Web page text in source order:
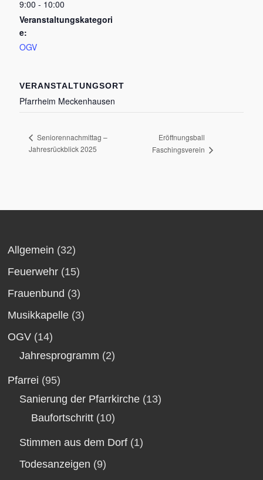
9:00 - 10:00
Veranstaltungskategori
e:
OGV
VERANSTALTUNGSORT
Pfarrheim Meckenhausen
Seniorennachmittag –
Jahresrückblick 2025
Eröffnungsball
Faschingsverein
Allgemein (32)
Feuerwehr (15)
Frauenbund (3)
Musikkapelle (3)
OGV (14)
Jahresprogramm (2)
Pfarrei (95)
Sanierung der Pfarrkirche (13)
Baufortschritt (10)
Stimmen aus dem Dorf (1)
Todesanzeigen (9)